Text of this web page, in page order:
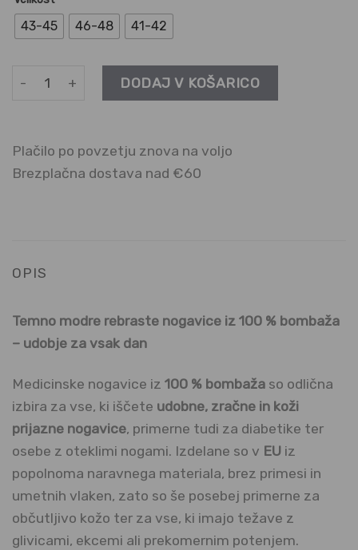
43-45 46-48 41-42
Modre nogavice iz 100% bombaža | 3 pari količina
DODAJ V KOŠARICO
Plačilo po povzetju znova na voljo
Brezplačna dostava nad €60
OPIS
Temno modre rebraste nogavice iz 100 % bombaža
– udobje za vsak dan
Medicinske nogavice iz 100 % bombaža so odlična
izbira za vse, ki iščete udobne, zračne in koži
prijazne nogavice, primerne tudi za diabetike ter
osebe z oteklimi nogami. Izdelane so v EU iz
popolnoma naravnega materiala, brez primesi in
umetnih vlaken, zato so še posebej primerne za
občutljivo kožo ter za vse, ki imajo težave z
glivicami, ekcemi ali prekomernim potenjem.